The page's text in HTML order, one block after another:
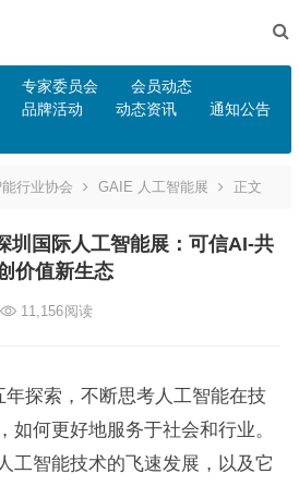
专家委员会
会员动态
品牌活动 动态资讯
通知公告
行业协会 GAIE 人工智能展 正文
圳国际人工智能展：可信AI-共
价值新生态
11,156阅读
年探索，不断思考人工智能在技
如何更好地服务于社会和行业。
工智能技术的飞速发展，以及它